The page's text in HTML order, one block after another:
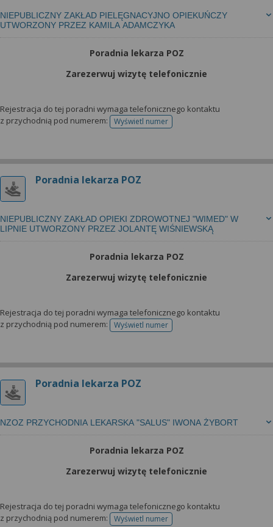
NIEPUBLICZNY ZAKŁAD PIELĘGNACYJNO OPIEKUŃCZY
UTWORZONY PRZEZ KAMILA ADAMCZYKA
Poradnia lekarza POZ
Zarezerwuj wizytę telefonicznie
Rejestracja do tej poradni wymaga telefonicznego kontaktu
z przychodnią pod numerem:
Wyświetl numertelefonu do rejestracji
Poradnia lekarza POZ
NIEPUBLICZNY ZAKŁAD OPIEKI ZDROWOTNEJ "WIMED" W
LIPNIE UTWORZONY PRZEZ JOLANTĘ WIŚNIEWSKĄ
Poradnia lekarza POZ
Zarezerwuj wizytę telefonicznie
Rejestracja do tej poradni wymaga telefonicznego kontaktu
z przychodnią pod numerem:
Wyświetl numertelefonu do rejestracji
Poradnia lekarza POZ
NZOZ PRZYCHODNIA LEKARSKA "SALUS" IWONA ŻYBORT
Poradnia lekarza POZ
Zarezerwuj wizytę telefonicznie
Rejestracja do tej poradni wymaga telefonicznego kontaktu
z przychodnią pod numerem:
Wyświetl numertelefonu do rejestracji